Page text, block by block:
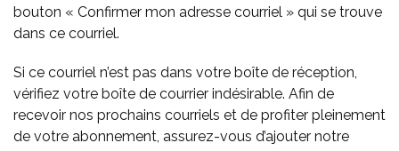
bouton « Confirmer mon adresse courriel » qui se trouve
dans ce courriel.
Si ce courriel n’est pas dans votre boîte de réception,
vérifiez votre boîte de courrier indésirable. Afin de
recevoir nos prochains courriels et de profiter pleinement
de votre abonnement, assurez-vous d’ajouter notre